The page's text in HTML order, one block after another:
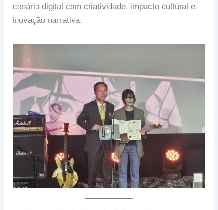
cenário digital com criatividade, impacto cultural e
inovação narrativa.